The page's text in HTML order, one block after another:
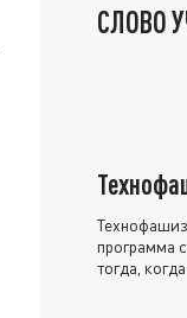
СЛОВО
программа
тогда,